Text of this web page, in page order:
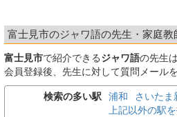
富士見市のジャワ語の先生・家庭
富士見市で紹介できるジャワ語の先生は
会員登録後、先生に対して質問メール
検索の多い駅 浦和 さいたま
上記以外の駅